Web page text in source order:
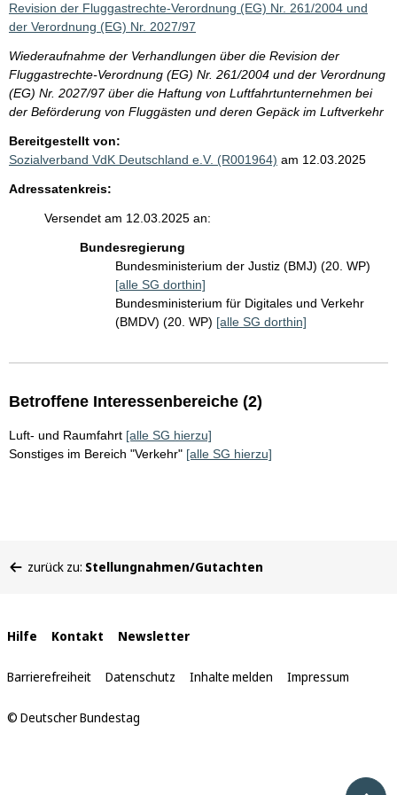
Revision der Fluggastrechte-Verordnung (EG) Nr. 261/2004 und
der Verordnung (EG) Nr. 2027/97
Wiederaufnahme der Verhandlungen über die Revision der
Fluggastrechte-Verordnung (EG) Nr. 261/2004 und der Verordnung
(EG) Nr. 2027/97 über die Haftung von Luftfahrtunternehmen bei
der Beförderung von Fluggästen und deren Gepäck im Luftverkehr
Bereitgestellt von:
Sozialverband VdK Deutschland e.V. (R001964) am 12.03.2025
Adressatenkreis:
Versendet am 12.03.2025 an:
Bundesregierung
Bundesministerium der Justiz (BMJ) (20. WP)
[alle SG dorthin]
Bundesministerium für Digitales und Verkehr
(BMDV) (20. WP) [alle SG dorthin]
Betroffene Interessenbereiche (2)
Luft- und Raumfahrt [alle SG hierzu]
Sonstiges im Bereich "Verkehr" [alle SG hierzu]
befinden
zurück zu: Stellungnahmen/Gutachten
Interne
Links
Hilfe Kontakt Newsletter
Barrierefreiheit Datenschutz Inhalte melden Impressum
© Deutscher Bundestag